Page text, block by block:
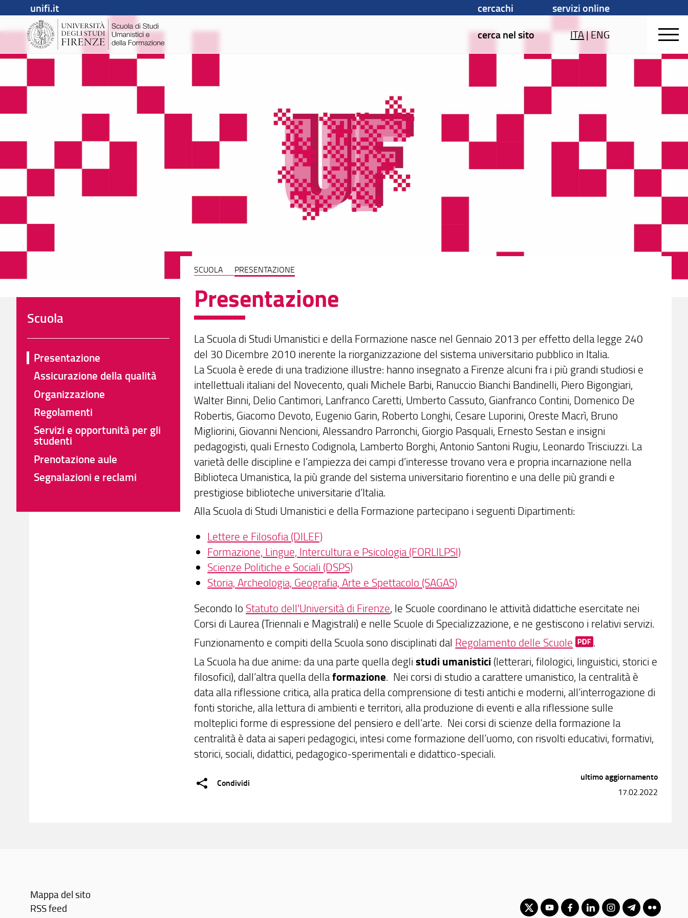
unifi.it cercachi
servizi online
cerca nel sito
ITA|ENG
SCUOLA PRESENTAZIONE
Presentazione
La Scuola di Studi Umanistici e della Formazione nasce nel Gennaio 2013 per effetto della legge 240
del 30 Dicembre 2010 inerente la riorganizzazione del sistema universitario pubblico in Italia.
La Scuola è erede di una tradizione illustre: hanno insegnato a Firenze alcuni fra i più grandi studiosi e
intellettuali italiani del Novecento, quali Michele Barbi, Ranuccio Bianchi Bandinelli, Piero Bigongiari,
Walter Binni, Delio Cantimori, Lanfranco Caretti, Umberto Cassuto, Gianfranco Contini, Domenico De
Robertis, Giacomo Devoto, Eugenio Garin, Roberto Longhi, Cesare Luporini, Oreste Macrì, Bruno
Migliorini, Giovanni Nencioni, Alessandro Parronchi, Giorgio Pasquali, Ernesto Sestan e insigni
pedagogisti, quali Ernesto Codignola, Lamberto Borghi, Antonio Santoni Rugiu, Leonardo Trisciuzzi. La
varietà delle discipline e l’ampiezza dei campi d’interesse trovano vera e propria incarnazione nella
Biblioteca Umanistica, la più grande del sistema universitario fiorentino e una delle più grandi e
prestigiose biblioteche universitarie d’Italia.
Alla Scuola di Studi Umanistici e della Formazione partecipano i seguenti Dipartimenti:
Lettere e Filosofia (DILEF)
Formazione, Lingue, Intercultura e Psicologia (FORLILPSI)
Scienze Politiche e Sociali (DSPS)
Storia, Archeologia, Geografia, Arte e Spettacolo (SAGAS)
Secondo lo Statuto dell'Università di Firenze, le Scuole coordinano le attività didattiche esercitate nei
Corsi di Laurea (Triennali e Magistrali) e nelle Scuole di Specializzazione, e ne gestiscono i relativi servizi.
Funzionamento e compiti della Scuola sono disciplinati dal Regolamento delle Scuole
.
La Scuola ha due anime: da una parte quella deglistudi umanistici (letterari, filologici, linguistici, storici e
filosofici), dall’altra quella dellaformazione. Nei corsi di studio a carattere umanistico, la centralità è
data alla riflessione critica, alla pratica della comprensione di testi antichi e moderni, all’interrogazione di
fonti storiche, alla lettura di ambienti e territori, alla produzione di eventi e alla riflessione sulle
molteplici forme di espressione del pensiero e dell’arte. Nei corsi di scienze della formazione la
centralità è data ai saperi pedagogici, intesi come formazione dell’uomo, con risvolti educativi, formativi,
storici, sociali, didattici, pedagogico-sperimentali e didattico-speciali.
Condividi
Scuola
Presentazione
Assicurazione della qualità
Organizzazione
Regolamenti
Servizi e opportunità per gli
studenti
Prenotazione aule
Segnalazioni e reclami
ultimo aggiornamento
17.02.2022
Mappa del sito
RSS feed